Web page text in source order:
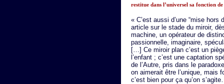
restitue dans l’universel sa fonction
« C’est aussi d’une “mise
article sur le stade du miroir,
machine, un opérateur de
passionnelle, imaginaire,
[…] Ce miroir plan c’est un
l’enfant ; c’est une captation
de l’Autre, pris dans le
on aimerait être l’unique, mais
c’est bien pour ça qu’on